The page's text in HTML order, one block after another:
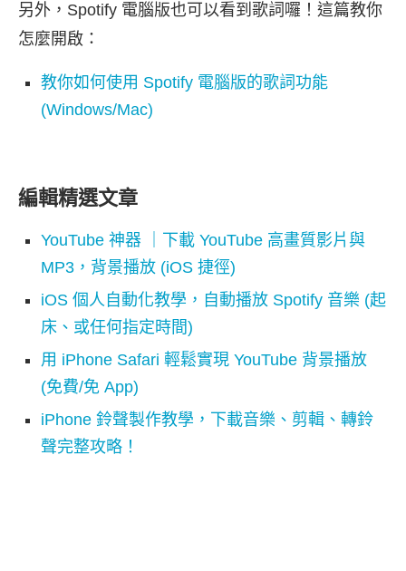
另外，Spotify 電腦版也可以看到歌詞囉！這篇教你
怎麼開啟：
教你如何使用 Spotify 電腦版的歌詞功能
(Windows/Mac)
編輯精選文章
YouTube 神器 ｜下載 YouTube 高畫質影片與
MP3，背景播放 (iOS 捷徑)
iOS 個人自動化教學，自動播放 Spotify 音樂 (起
床、或任何指定時間)
用 iPhone Safari 輕鬆實現 YouTube 背景播放
(免費/免 App)
iPhone 鈴聲製作教學，下載音樂、剪輯、轉鈴
聲完整攻略！